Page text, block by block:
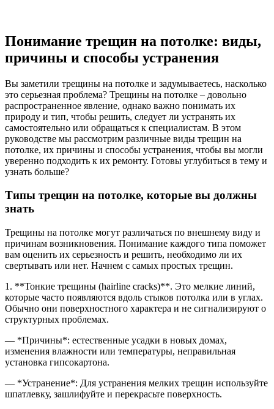
Понимание трещин на потолке: виды,
причины и способы устранения
Вы заметили трещины на потолке и задумываетесь, насколько
это серьезная проблема? Трещины на потолке – довольно
распространенное явление, однако важно понимать их
природу и тип, чтобы решить, следует ли устранять их
самостоятельно или обращаться к специалистам. В этом
руководстве мы рассмотрим различные виды трещин на
потолке, их причины и способы устранения, чтобы вы могли
уверенно подходить к их ремонту. Готовы углубиться в тему и
узнать больше?
Типы трещин на потолке, которые вы должны
знать
Трещины на потолке могут различаться по внешнему виду и
причинам возникновения. Понимание каждого типа поможет
вам оценить их серьезность и решить, необходимо ли их
свертывать или нет. Начнем с самых простых трещин.
1. **Тонкие трещины (hairline cracks)**. Это мелкие линий,
которые часто появляются вдоль стыков потолка или в углах.
Обычно они поверхностного характера и не сигнализируют о
структурных проблемах.
— *Причины*: естественные усадки в новых домах,
изменения влажности или температуры, неправильная
установка гипсокартона.
— *Устранение*: Для устранения мелких трещин используйте
шпатлевку, зашлифуйте и перекрасьте поверхность.